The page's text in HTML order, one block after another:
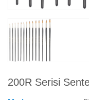
200R Serisi